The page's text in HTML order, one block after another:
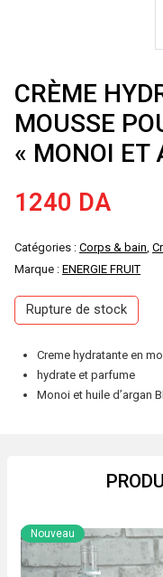
CRÈME
MOUSSE
« MONOI ET
1240 DA
Catégories : Corps & bain,
Marque : ENERGIE FRUIT
Rupture de stock
Creme hydratante en
hydrate et parfume
Monoi et huile d’argan
Nouveau